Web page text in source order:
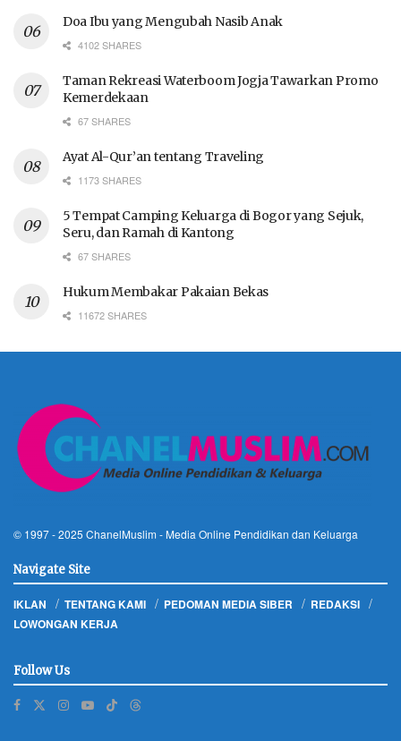
Doa Ibu yang Mengubah Nasib Anak
4102 SHARES
Taman Rekreasi Waterboom Jogja Tawarkan Promo
Kemerdekaan
67 SHARES
Ayat Al-Qur’an tentang Traveling
1173 SHARES
5 Tempat Camping Keluarga di Bogor yang Sejuk,
Seru, dan Ramah di Kantong
67 SHARES
Hukum Membakar Pakaian Bekas
11672 SHARES
© 1997 - 2025 ChanelMuslim - Media Online Pendidikan dan Keluarga
Navigate Site
IKLAN TENTANG KAMI PEDOMAN MEDIA SIBER
REDAKSI
LOWONGAN KERJA
Follow Us